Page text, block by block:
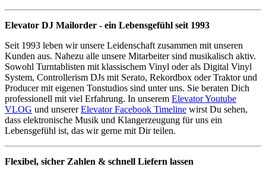
Elevator DJ Mailorder - ein Lebensgefühl seit 1993
Seit 1993 leben wir unsere Leidenschaft zusammen mit unseren
Kunden aus. Nahezu alle unsere Mitarbeiter sind musikalisch aktiv.
Sowohl Turntablisten mit klassischem Vinyl oder als Digital Vinyl
System, Controllerism DJs mit Serato, Rekordbox oder Traktor und
Producer mit eigenen Tonstudios sind unter uns. Sie beraten Dich
professionell mit viel Erfahrung. In unserem Elevator Youtube
VLOG und unsererElevator Facebook Timeline wirst Du sehen,
dass elektronische Musik und Klangerzeugung für uns ein
Lebensgefühl ist, das wir gerne mit Dir teilen.
Flexibel, sicher Zahlen & schnell Liefern lassen